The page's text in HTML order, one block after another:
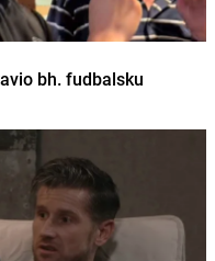
bh. fudbalsku